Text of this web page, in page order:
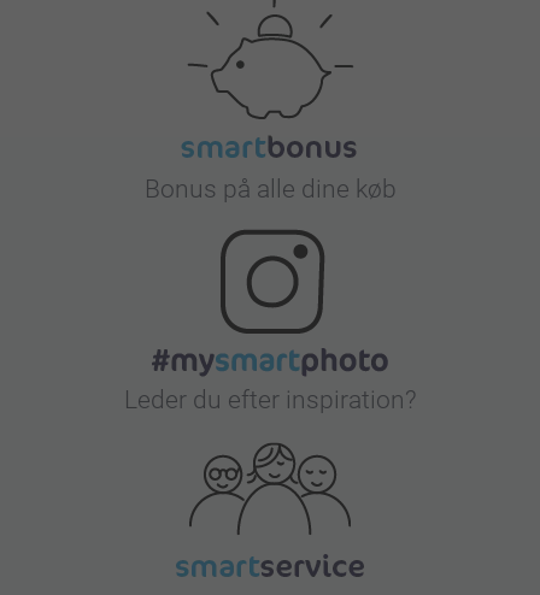
Bonus på alle dine køb
Leder du efter inspiration?